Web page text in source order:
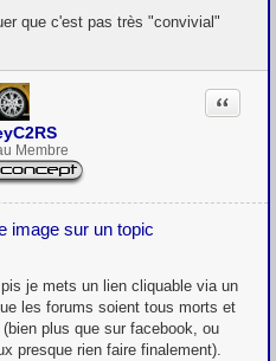
que c'est pas très "convivial"
Membre
image sur un topic
Citation
je mets un lien cliquable via un
les forums soient tous morts et
plus que sur facebook, ou
presque rien faire finalement).